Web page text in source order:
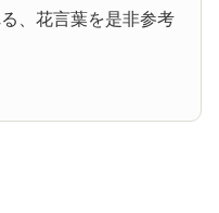
、花言葉を是非参考